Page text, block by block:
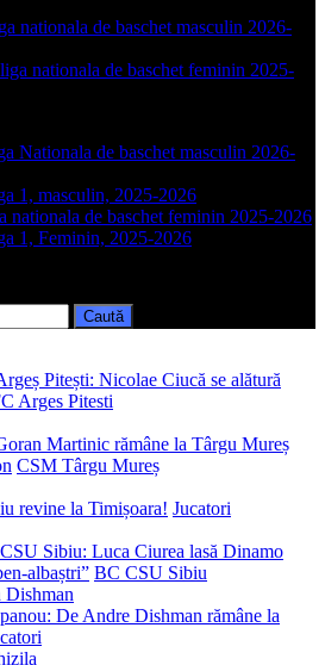
nationala de baschet masculin 2026-
nationala de baschet feminin 2025-
Nationala de baschet masculin 2026-
1, masculin, 2025-2026
nationala de baschet feminin 2025-2026
1, Feminin, 2025-2026
Pitești: Nicolae Ciucă se alătură
Arges Pitesti
Martinic rămâne la Târgu Mureș
CSM Târgu Mureș
revine la Timișoara! Jucatori
Sibiu: Luca Ciurea lasă Dinamo
albaștri” BC CSU Sibiu
De Andre Dishman rămâne la